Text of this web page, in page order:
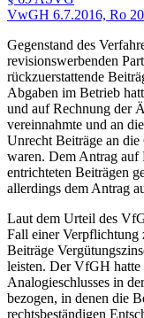
VwGH 6.7.2016, Ro
Gegenstand des
revisionswerbenden
rückzuerstattende
Abgaben im Betrieb
und auf Rechnung der
vereinnahmte und an
Unrecht Beiträge an die
waren. Dem Antrag auf
entrichteten Beiträgen
allerdings dem Antrag
Laut dem Urteil des
Fall einer Verpflichtung
Beiträge
leisten. Der VfGH hatte
Analogieschlusses in
bezogen, in denen die
rechtsbeständigen